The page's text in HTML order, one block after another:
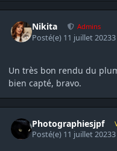
Nikita Admins
Posté(e) 11 juillet 2023
Un très bon rendu du
bien capté, bravo.
Photographiesjpf
Posté(e) 11 juillet 2023